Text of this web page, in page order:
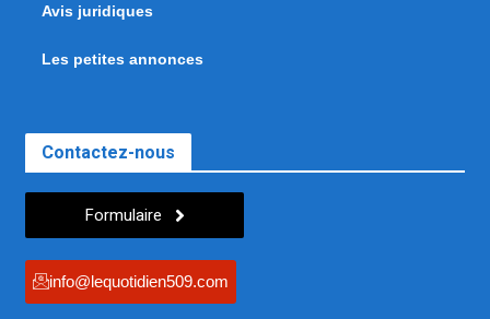
Avis juridiques
Les petites annonces
Contactez-nous
Formulaire
info@lequotidien509.com